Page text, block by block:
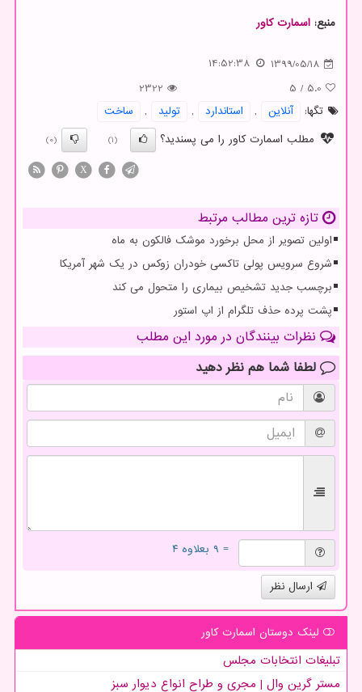
منبع: اسمارت كاور
1399/05/18
14:52:38
5.0
/
5
2322
تگها:
آنلاین , استاندارد , تولید ,
ساخت
مطلب اسمارت کاور را می پسندید؟
(1)
(0)
X
تازه ترین مطالب مرتبط
اولین تصویر از محل برخورد موشک فالکون به ماه
شروع سرویس پولی تاکسی خودران زوکس در یک شهر آمریکا
برچسب جدید تشخیص بیماری را متحول می کند
پشت پرده حذف تلگرام از اپ استور
نظرات بینندگان در مورد این مطلب
لطفا شما هم نظر دهید
= ۹ بعلاوه ۴
ارسال نظر
لینک دوستان اسمارت كاور
تبلیغات انتخابات مجلس
مستر گرین وال | مجری و طراح انواع دیوار سبز